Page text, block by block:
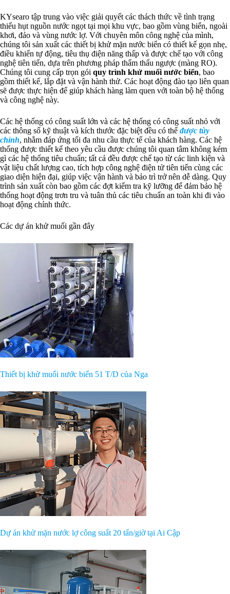
KYsearo tập trung vào việc giải quyết các thách thức về tình trạng
thiếu hụt nguồn nước ngọt tại mọi khu vực, bao gồm vùng biển, ngoài
khơi, đảo và vùng nước lợ. Với chuyên môn công nghệ của mình,
chúng tôi sản xuất các thiết bị khử mặn nước biển có thiết kế gọn nhẹ,
điều khiển tự động, tiêu thụ điện năng thấp và được chế tạo với công
nghệ tiên tiến, dựa trên phương pháp thẩm thấu ngược (màng RO).
Chúng tôi cung cấp trọn gói quy trình khử muối nước biển, bao
gồm thiết kế, lắp đặt và vận hành thử. Các hoạt động đào tạo liên quan
sẽ được thực hiện để giúp khách hàng làm quen với toàn bộ hệ thống
và công nghệ này.
Các hệ thống có công suất lớn và các hệ thống có công suất nhỏ với
các thông số kỹ thuật và kích thước đặc biệt đều có thể được tùy
chỉnh, nhằm đáp ứng tối đa nhu cầu thực tế của khách hàng. Các hệ
thống được thiết kế theo yêu cầu được chúng tôi quan tâm không kém
gì các hệ thống tiêu chuẩn; tất cả đều được chế tạo từ các linh kiện và
vật liệu chất lượng cao, tích hợp công nghệ điện tử tiên tiến cùng các
giao diện hiện đại, giúp việc vận hành và bảo trì trở nên dễ dàng. Quy
trình sản xuất còn bao gồm các đợt kiểm tra kỹ lưỡng để đảm bảo hệ
thống hoạt động trơn tru và tuân thủ các tiêu chuẩn an toàn khi đi vào
hoạt động chính thức.
Các dự án khử muối gần đây
Thiết bị khử muối nước biển 51 T/D của Nga
Dự án khử mặn nước lợ công suất 20 tấn/giờ tại Ai Cập